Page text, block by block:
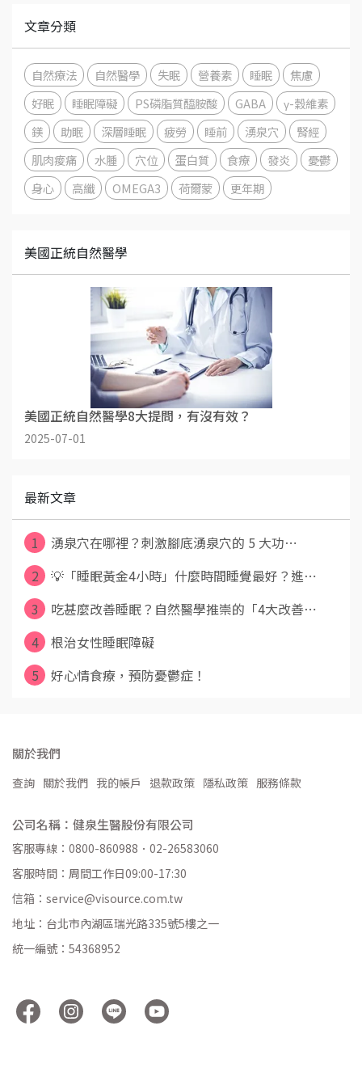
文章分類
自然療法 自然醫學 失眠 營養素 睡眠
焦慮
好眠
睡眠障礙 PS磷脂質醯胺酸 GABA
γ-穀維素
鎂
助眠 深層睡眠 疲勞 睡前 湧泉穴
腎經
肌肉痠痛
水腫 穴位 蛋白質 食療 發炎
憂鬱
身心
高纖 OMEGA3 荷爾蒙 更年期
美國正統自然醫學
美國正統自然醫學8大提問，有沒有效？
2025-07-01
最新文章
1
湧泉穴在哪裡？刺激腳底湧泉穴的 5 大功⋯
2
💡「睡眠黃金4小時」什麼時間睡覺最好？進⋯
3
吃甚麼改善睡眠？自然醫學推崇的「4大改善⋯
4
根治女性睡眠障礙
5
好心情食療，預防憂鬱症！
關於我們
查詢 關於我們 我的帳戶 退款政策 隱私政策 服務條款
公司名稱：健泉生醫股份有限公司
客服專線：0800-860988．02-26583060
客服時間：周間工作日09:00-17:30
信箱：service@visource.com.tw
地址：台北市內湖區瑞光路335號5樓之一
統一編號：54368952